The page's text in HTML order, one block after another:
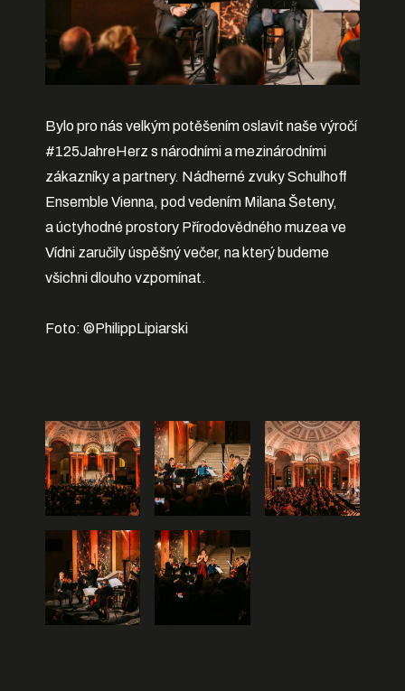
Bylo pro nás velkým potěšením oslavit naše výročí
#125JahreHerz s národními a mezinárodními
zákazníky a partnery. Nádherné zvuky Schulhoff
Ensemble Vienna, pod vedením Milana Šeteny,
a úctyhodné prostory Přírodovědného muzea ve
Vídni zaručily úspěšný večer, na který budeme
všichni dlouho vzpomínat.
Foto: ©PhilippLipiarski